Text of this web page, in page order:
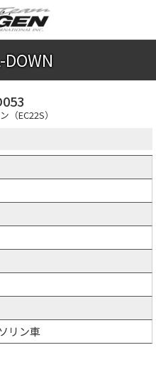
DOWN
EC22S）
リン車